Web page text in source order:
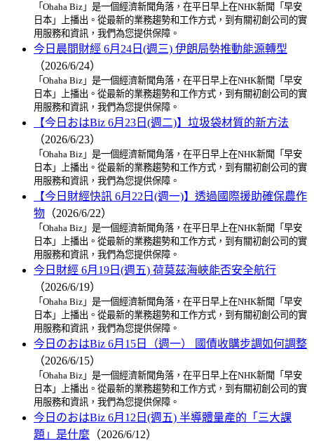
「Ohaha Biz」是一個經濟新聞角落，在平日早上在NHK新聞「早安
日本」上播出。從最新的業務趨勢和工作方式，到有關初創公司的實
用服務和資訊，我們為您提供保障。
今日晨間財經 6月24日(週三) 伊朗局勢推動能源轉型
（2026/6/24）
「Ohaha Biz」是一個經濟新聞角落，在平日早上在NHK新聞「早安
日本」上播出。從最新的業務趨勢和工作方式，到有關初創公司的實
用服務和資訊，我們為您提供保障。
【今日おはBiz 6月23日(週二)】垃圾袋材質的新方法
（2026/6/23）
「Ohaha Biz」是一個經濟新聞角落，在平日早上在NHK新聞「早安
日本」上播出。從最新的業務趨勢和工作方式，到有關初創公司的實
用服務和資訊，我們為您提供保障。
【今日財經快訊 6月22日(週一)】透過國際援助確保農作
物 （2026/6/22）
「Ohaha Biz」是一個經濟新聞角落，在平日早上在NHK新聞「早安
日本」上播出。從最新的業務趨勢和工作方式，到有關初創公司的實
用服務和資訊，我們為您提供保障。
今日財經 6月19日(週五) 荷莫茲海峽能否安全航行
（2026/6/19）
「Ohaha Biz」是一個經濟新聞角落，在平日早上在NHK新聞「早安
日本」上播出。從最新的業務趨勢和工作方式，到有關初創公司的實
用服務和資訊，我們為您提供保障。
今日のおはBiz 6月15日（週一） 國債收購步調如何調整
（2026/6/15）
「Ohaha Biz」是一個經濟新聞角落，在平日早上在NHK新聞「早安
日本」上播出。從最新的業務趨勢和工作方式，到有關初創公司的實
用服務和資訊，我們為您提供保障。
今日のおはBiz 6月12日(週五) 半導體量產的「三大課
題」是什麼 （2026/6/12）